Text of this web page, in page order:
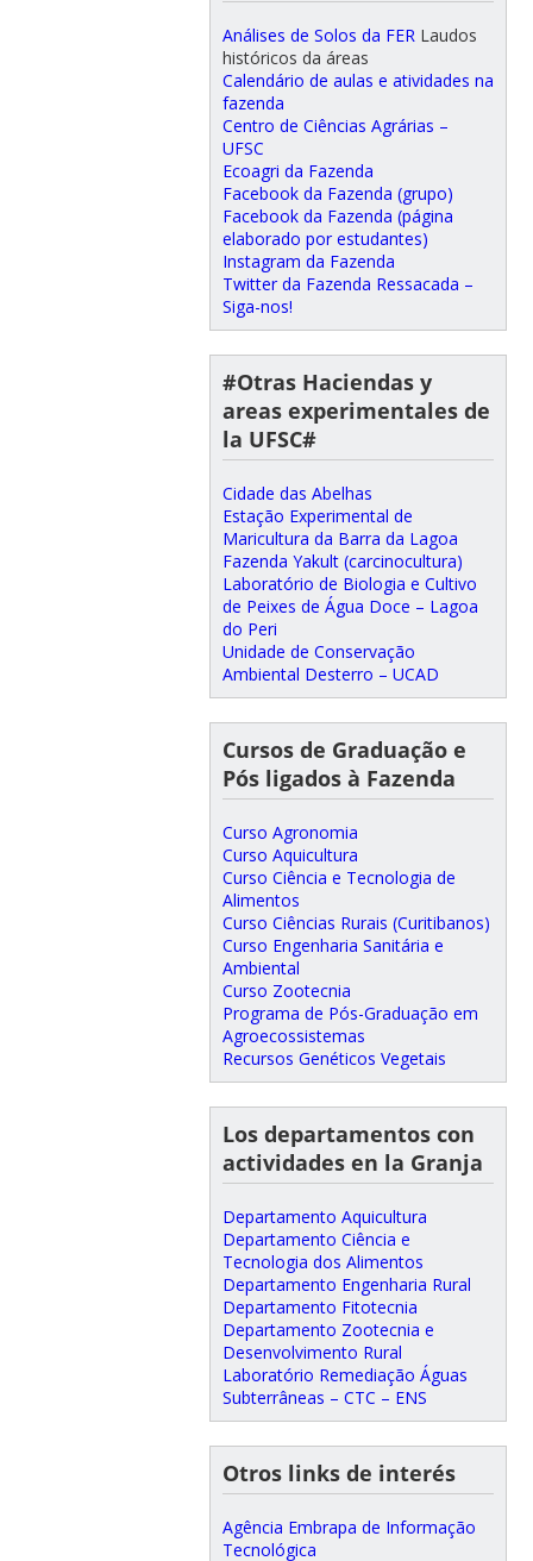
Análises de Solos da FER Laudos
históricos da áreas
Calendário de aulas e atividades na
fazenda
Centro de Ciências Agrárias –
UFSC
Ecoagri da Fazenda
Facebook da Fazenda (grupo)
Facebook da Fazenda (página
elaborado por estudantes)
Instagram da Fazenda
Twitter da Fazenda Ressacada –
Siga-nos!
#Otras Haciendas y
areas experimentales de
la UFSC#
Cidade das Abelhas
Estação Experimental de
Maricultura da Barra da Lagoa
Fazenda Yakult (carcinocultura)
Laboratório de Biologia e Cultivo
de Peixes de Água Doce – Lagoa
do Peri
Unidade de Conservação
Ambiental Desterro – UCAD
Cursos de Graduação e
Pós ligados à Fazenda
Curso Agronomia
Curso Aquicultura
Curso Ciência e Tecnologia de
Alimentos
Curso Ciências Rurais (Curitibanos)
Curso Engenharia Sanitária e
Ambiental
Curso Zootecnia
Programa de Pós-Graduação em
Agroecossistemas
Recursos Genéticos Vegetais
Los departamentos con
actividades en la Granja
Departamento Aquicultura
Departamento Ciência e
Tecnologia dos Alimentos
Departamento Engenharia Rural
Departamento Fitotecnia
Departamento Zootecnia e
Desenvolvimento Rural
Laboratório Remediação Águas
Subterrâneas – CTC – ENS
Otros links de interés
Agência Embrapa de Informação
Tecnológica